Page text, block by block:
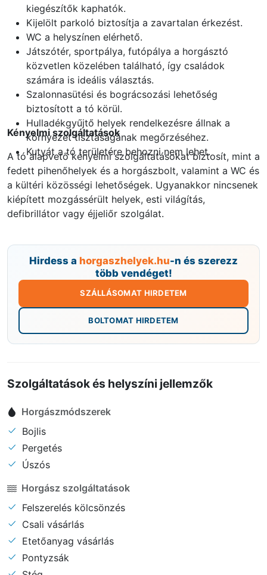
kiegészítők kaphatók.
Kijelölt parkoló biztosítja a zavartalan érkezést.
WC a helyszínen elérhető.
Játszótér, sportpálya, futópálya a horgásztó
közvetlen közelében található, így családok
számára is ideális választás.
Szalonnasütési és bográcsozási lehetőség
biztosított a tó körül.
Hulladékgyűjtő helyek rendelkezésre állnak a
környezet tisztaságának megőrzéséhez.
Kutyát a tó területére behozni nem lehet.
Kényelmi szolgáltatások
A tó alapvető kényelmi szolgáltatásokat biztosít, mint a
fedett pihenőhelyek és a horgászbolt, valamint a WC és
a kültéri közösségi lehetőségek. Ugyanakkor nincsenek
kiépített mozgássérült helyek, esti világítás,
defibrillátor vagy éjjeliőr szolgálat.
Hirdess a horgaszhelyek.hu-n és szerezz
több vendéget!
SZÁLLÁSOMAT HIRDETEM
BOLTOMAT HIRDETEM
Szolgáltatások és helyszíni jellemzők
Horgászmódszerek
Bojlis
Pergetés
Úszós
Horgász szolgáltatások
Felszerelés kölcsönzés
Csali vásárlás
Etetőanyag vásárlás
Pontyzsák